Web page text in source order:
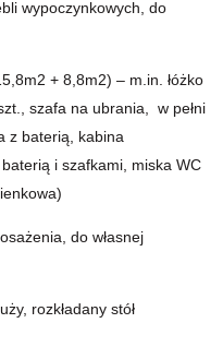
wypoczynkowych, do
+ 8,8m2) – m.in. łóżko
szafa na ubrania, w pełni
z baterią, kabina
i szafkami, miska WC
do własnej
rozkładany stół